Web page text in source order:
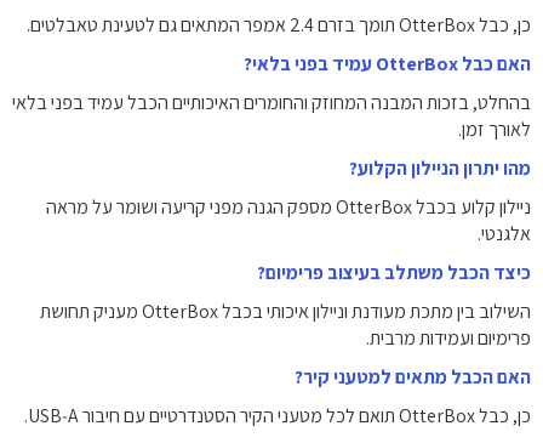
כן, כבל OtterBox תומך בזרם 2.4 אמפר המתאים גם לטעינת טאבלטים.
האם כבל OtterBox עמיד בפני בלאי?
בהחלט, בזכות המבנה המחוזק והחומרים האיכותיים הכבל עמיד בפני בלאי
לאורך זמן.
מהו יתרון הניילון הקלוע?
ניילון קלוע בכבל OtterBox מספק הגנה מפני קריעה ושומר על מראה
אלגנטי.
כיצד הכבל משתלב בעיצוב פרימיום?
השילוב בין מתכת מעודנת וניילון איכותי בכבל OtterBox מעניק תחושת
פרימיום ועמידות מרבית.
האם הכבל מתאים למטעני קיר?
כן, כבל OtterBox תואם לכל מטעני הקיר הסטנדרטיים עם חיבור USB‑A.